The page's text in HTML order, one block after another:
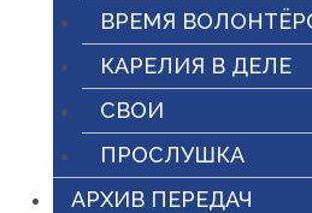
ВРЕМЯ
КАРЕЛИЯ В ДЕЛЕ
СВОИ
ПРОСЛУШКА
АРХИВ ПЕРЕДАЧ